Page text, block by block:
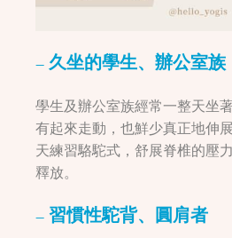
– 久坐的學生、辦公室族
學生及辦公室族經常一整天坐
有起來走動，也鮮少真正地伸
天練習駱駝式，舒展脊椎的壓
釋放。
– 習慣性駝背、圓肩者